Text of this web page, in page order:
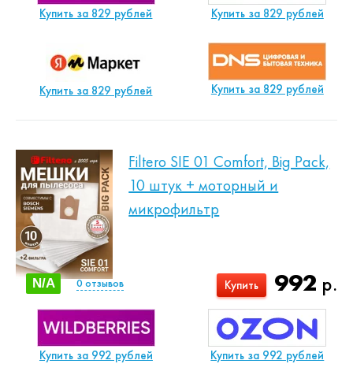
Купить за 829 рублей Купить за 829 рублей
Купить за 829 рублей Купить за 829 рублей
Filtero SIE 01 Comfort, Big Pack,
10 штук + моторный и
микрофильтр
992 р.
Купить
N/A 0отзывов
Купить за 992 рублей Купить за 992 рублей